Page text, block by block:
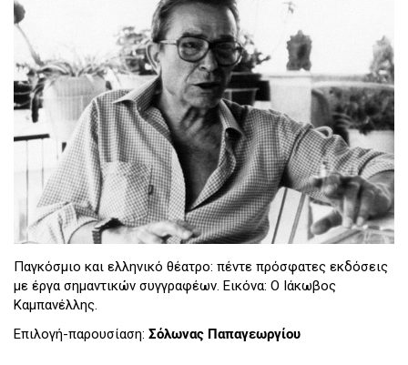
Παγκόσμιο και ελληνικό θέατρο: πέντε πρόσφατες εκδόσεις
με έργα σημαντικών συγγραφέων. Εικόνα: Ο Ιάκωβος
Καμπανέλλης.
Επιλογή-παρουσίαση: Σόλωνας Παπαγεωργίου